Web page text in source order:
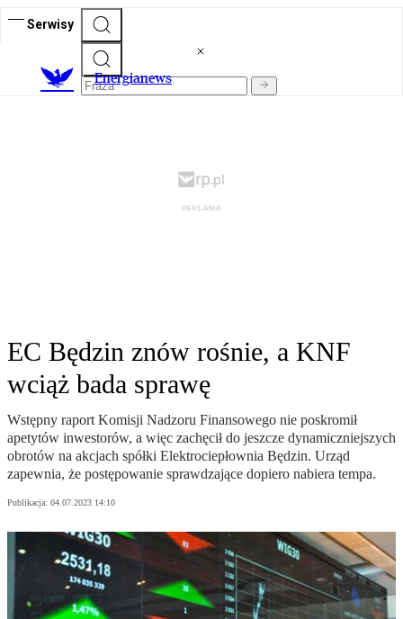
Serwisy
Energianews
EC Będzin znów rośnie, a KNF
wciąż bada sprawę
Wstępny raport Komisji Nadzoru Finansowego nie poskromił
apetytów inwestorów, a więc zachęcił do jeszcze dynamiczniejszych
obrotów na akcjach spółki Elektrociepłownia Będzin. Urząd
zapewnia, że postępowanie sprawdzające dopiero nabiera tempa.
Publikacja: 04.07.2023 14:10